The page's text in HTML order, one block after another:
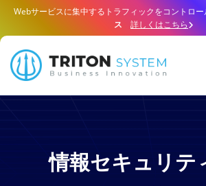
Webサービスに集中するトラフィックをコントロー
ス
詳しくはこちら
情報セキュリテ